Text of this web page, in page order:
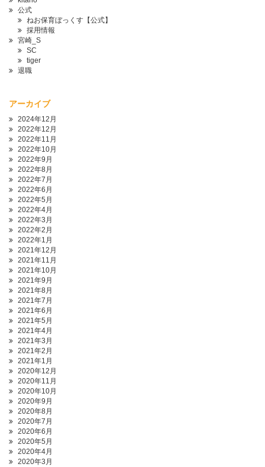
公式
ねお保育ぼっくす【公式】
採用情報
宮崎_S
SC
tiger
退職
アーカイブ
2024年12月
2022年12月
2022年11月
2022年10月
2022年9月
2022年8月
2022年7月
2022年6月
2022年5月
2022年4月
2022年3月
2022年2月
2022年1月
2021年12月
2021年11月
2021年10月
2021年9月
2021年8月
2021年7月
2021年6月
2021年5月
2021年4月
2021年3月
2021年2月
2021年1月
2020年12月
2020年11月
2020年10月
2020年9月
2020年8月
2020年7月
2020年6月
2020年5月
2020年4月
2020年3月